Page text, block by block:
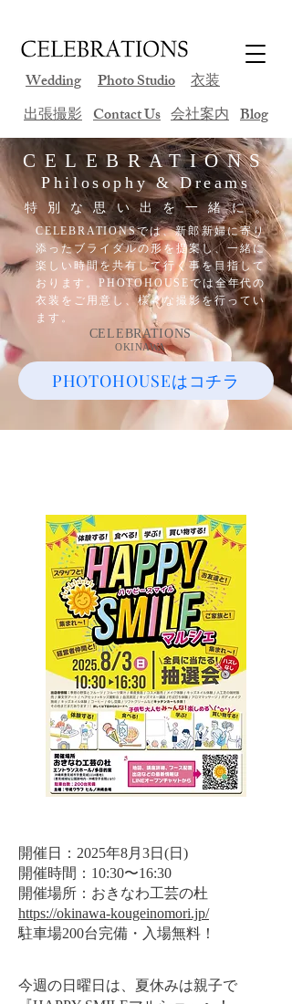
Wedding
Photo Studio
​出張撮影
衣装
会社案内 Blog
Contact Us
CELEBRATIONS
Philosophy & Dreams
特別な思い出を一緒に。
CELEBRATIONSでは、新郎新婦に寄り
添ったブライダルの形を提案し、一緒に
楽しい時間を共有して行く事を目指して
おります。PHOTOHOUSEでは全年代の
衣装をご用意し、様々な撮影を行ってい
ます。
CELEBRATIONS
OKINAWA
PHOTOHOUSEはコチラ
開催日：2025年8月3日(日)
開催時間：10:30〜16:30
開催場所：おきなわ工芸の杜
https://okinawa-kougeinomori.jp/
駐車場200台完備・入場無料！
今週の日曜日は、夏休みは親子で